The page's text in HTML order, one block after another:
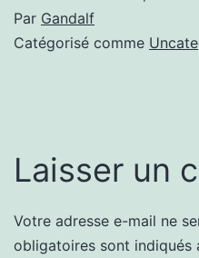
Par Gandalf
Catégorisé comme
Laisser un
Votre adresse e-mail ne
obligatoires sont indiqués